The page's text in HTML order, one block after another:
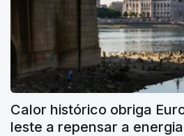
Calor histórico obriga
leste a repensar a energia